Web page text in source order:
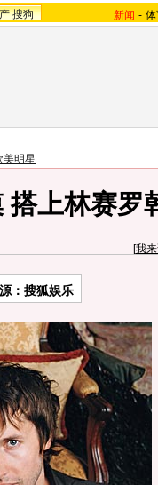
搜狗 新闻 -
美明星
上林赛罗
[我
：搜狐娱乐